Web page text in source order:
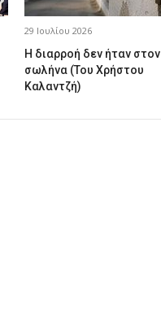
29 Ιουλίου 2026
Η διαρροή δεν ήταν στον
σωλήνα (Του Χρήστου
Καλαντζή)